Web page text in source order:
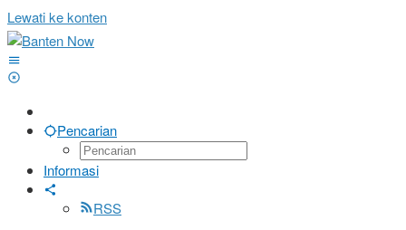
Lewati ke konten
Pencarian
Informasi
RSS